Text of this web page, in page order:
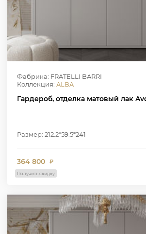
Фабрика: FRATELLI BARRI
Коллекция: ALBA
Гардероб, отделка матовый лак
Размер: 212.2*59.5*241
364 800 ₽
Получить скидку